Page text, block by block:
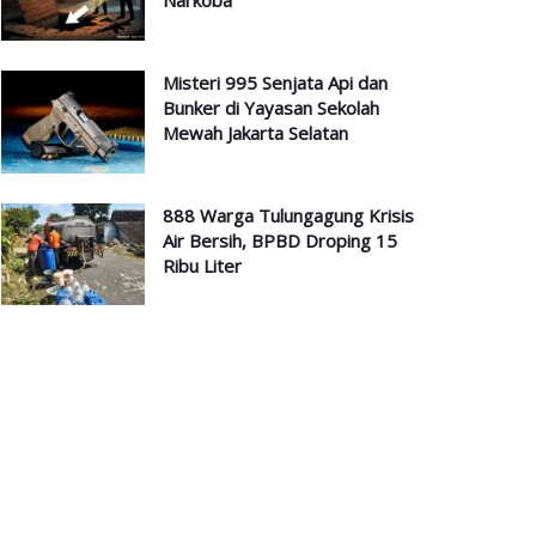
Misteri 995 Senjata Api dan
Bunker di Yayasan Sekolah
Mewah Jakarta Selatan
888 Warga Tulungagung Krisis
Air Bersih, BPBD Droping 15
Ribu Liter